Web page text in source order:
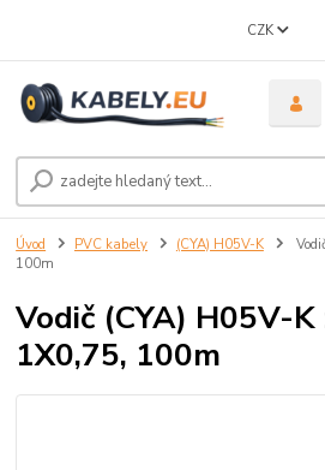
CZK
Úvod PVC kabely (CYA) H05V-K
100m
Vodič (CYA) H05V-K
1X0,75, 100m